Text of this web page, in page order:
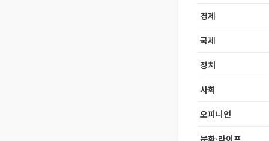
경제
국제
정치
사회
오피니언
문화·라이프